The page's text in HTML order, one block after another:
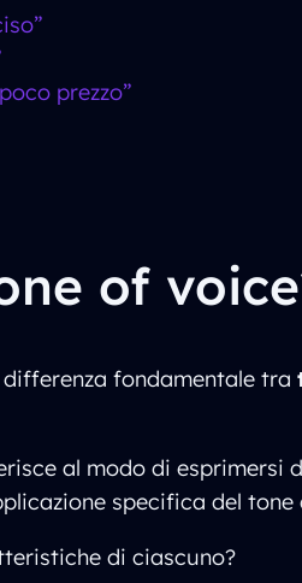
prezzo”
of
fondamentale tra
al modo di esprimersi
specifica del
di ciascuno?